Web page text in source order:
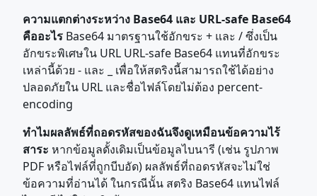
ความแตกต่างระหว่าง Base64 และ URL-safe Base64
คืออะไร Base64 มาตรฐานใช้อักขระ + และ / ซึ่งเป็น
อักขระพิเศษใน URL URL-safe Base64 แทนที่อักขระ
เหล่านี้ด้วย - และ _ เพื่อให้สตริงนี้สามารถใช้ได้อย่าง
ปลอดภัยใน URL และชื่อไฟล์โดยไม่ต้อง percent-
encoding
ทำไมผลลัพธ์ที่ถอดรหัสของฉันจึงดูเหมือนข้อความไร้
สาระ หากข้อมูลดั้งเดิมเป็นข้อมูลไบนารี (เช่น รูปภาพ
PDF หรือไฟล์ที่ถูกบีบอัด) ผลลัพธ์ที่ถอดรหัสจะไม่ใช่
ข้อความที่อ่านได้ ในกรณีนั้น สตริง Base64 แทนไฟล์